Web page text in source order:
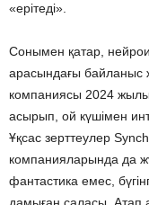
«ерітеді».
Сонымен қатар,
арасындағы байланыс
компаниясы 2024 жылы
асырып, ой күшімен
Ұқсас зерттеулер
компанияларында да
фантастика емес,